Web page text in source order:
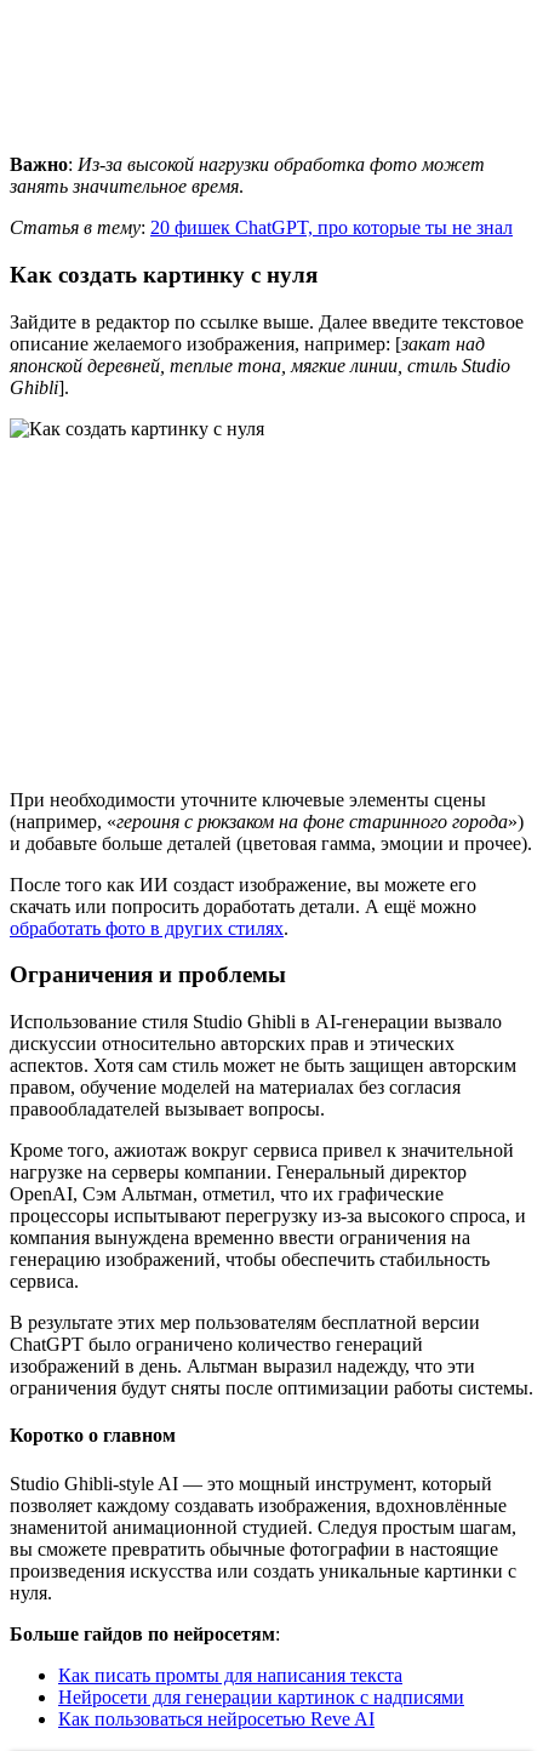
Важно: Из-за высокой нагрузки обработка фото может
занять значительное время.
Статья в тему: 20 фишек ChatGPT, про которые ты не знал
Как создать картинку с нуля
Зайдите в редактор по ссылке выше. Далее введите текстовое
описание желаемого изображения, например: [закат над
японской деревней, теплые тона, мягкие линии, стиль Studio
Ghibli].
При необходимости уточните ключевые элементы сцены
(например, «героиня с рюкзаком на фоне старинного города»)
и добавьте больше деталей (цветовая гамма, эмоции и прочее).
После того как ИИ создаст изображение, вы можете его
скачать или попросить доработать детали. А ещё можно
обработать фото в других стилях.
Ограничения и проблемы
Использование стиля Studio Ghibli в AI-генерации вызвало
дискуссии относительно авторских прав и этических
аспектов. Хотя сам стиль может не быть защищен авторским
правом, обучение моделей на материалах без согласия
правообладателей вызывает вопросы.
Кроме того, ажиотаж вокруг сервиса привел к значительной
нагрузке на серверы компании. Генеральный директор
OpenAI, Сэм Альтман, отметил, что их графические
процессоры испытывают перегрузку из-за высокого спроса, и
компания вынуждена временно ввести ограничения на
генерацию изображений, чтобы обеспечить стабильность
сервиса. ​
В результате этих мер пользователям бесплатной версии
ChatGPT было ограничено количество генераций
изображений в день. Альтман выразил надежду, что эти
ограничения будут сняты после оптимизации работы системы.
Коротко о главном
Studio Ghibli-style AI — это мощный инструмент, который
позволяет каждому создавать изображения, вдохновлённые
знаменитой анимационной студией. Следуя простым шагам,
вы сможете превратить обычные фотографии в настоящие
произведения искусства или создать уникальные картинки с
нуля.
Больше гайдов по нейросетям:
Как писать промты для написания текста
Нейросети для генерации картинок с надписями
Как пользоваться нейросетью Reve AI